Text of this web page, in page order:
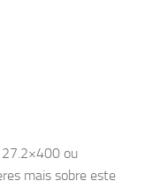
27.2×400 ou
mais sobre este